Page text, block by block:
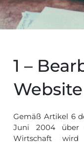
1 –
Website
Gemäß Artikel 6
Juni 2004 über
Wirtschaft